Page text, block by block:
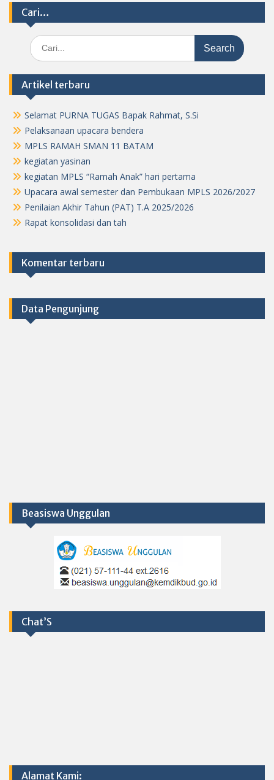
Cari…
Search
for:
Artikel terbaru
Selamat PURNA TUGAS Bapak Rahmat, S.Si
Pelaksanaan upacara bendera
MPLS RAMAH SMAN 11 BATAM
kegiatan yasinan
kegiatan MPLS “Ramah Anak” hari pertama
Upacara awal semester dan Pembukaan MPLS 2026/2027
Penilaian Akhir Tahun (PAT) T.A 2025/2026
Rapat konsolidasi dan tah
Komentar terbaru
Data Pengunjung
Beasiswa Unggulan
Chat’S
Alamat Kami: